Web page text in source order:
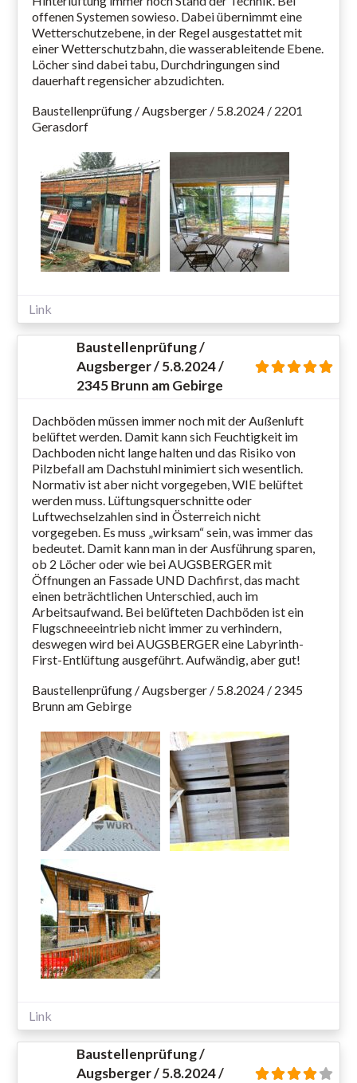
offenen Systemen sowieso. Dabei übernimmt eine
Wetterschutzebene, in der Regel ausgestattet mit
einer Wetterschutzbahn, die wasserableitende Ebene.
Löcher sind dabei tabu, Durchdringungen sind
dauerhaft regensicher abzudichten.
Baustellenprüfung / Augsberger / 5.8.2024 / 2201
Gerasdorf
Link
Baustellenprüfung /
Augsberger / 5.8.2024 /
2345 Brunn am Gebirge
Dachböden müssen immer noch mit der Außenluft
belüftet werden. Damit kann sich Feuchtigkeit im
Dachboden nicht lange halten und das Risiko von
Pilzbefall am Dachstuhl minimiert sich wesentlich.
Normativ ist aber nicht vorgegeben, WIE belüftet
werden muss. Lüftungsquerschnitte oder
Luftwechselzahlen sind in Österreich nicht
vorgegeben. Es muss „wirksam“ sein, was immer das
bedeutet. Damit kann man in der Ausführung sparen,
ob 2 Löcher oder wie bei AUGSBERGER mit
Öffnungen an Fassade UND Dachfirst, das macht
einen beträchtlichen Unterschied, auch im
Arbeitsaufwand. Bei belüfteten Dachböden ist ein
Flugschneeeintrieb nicht immer zu verhindern,
deswegen wird bei AUGSBERGER eine Labyrinth-
First-Entlüftung ausgeführt. Aufwändig, aber gut!
Baustellenprüfung / Augsberger / 5.8.2024 / 2345
Brunn am Gebirge
Link
Baustellenprüfung /
Augsberger / 5.8.2024 /